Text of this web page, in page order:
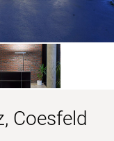
Coesfeld